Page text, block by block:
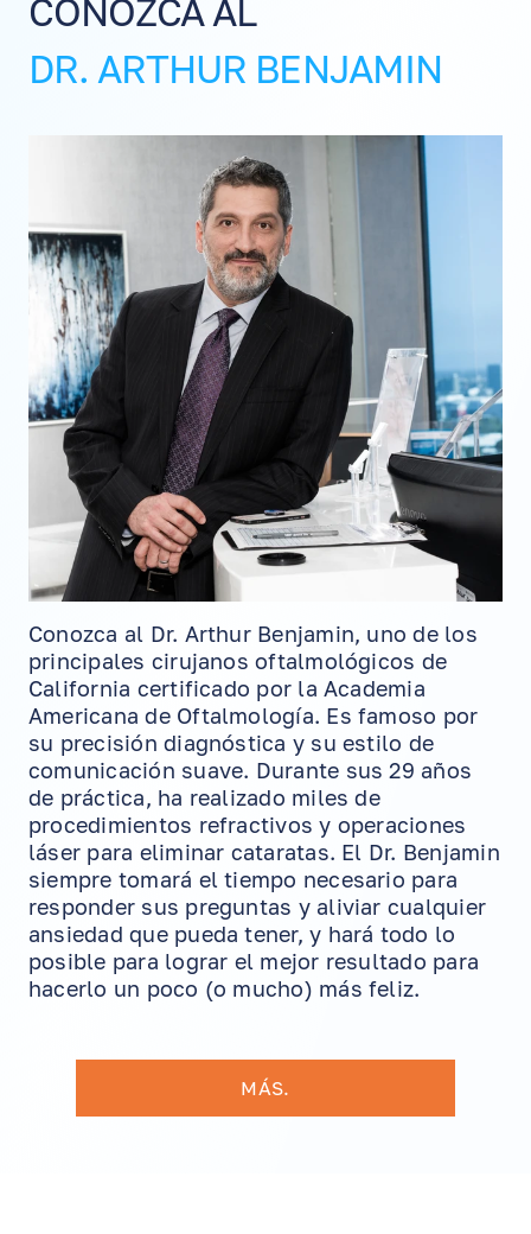
CONOZCA AL
DR. ARTHUR BENJAMIN
Conozca al Dr. Arthur Benjamin, uno de los
principales cirujanos oftalmológicos de
California certificado por la Academia
Americana de Oftalmología. Es famoso por
su precisión diagnóstica y su estilo de
comunicación suave. Durante sus 29 años
de práctica, ha realizado miles de
procedimientos refractivos y operaciones
láser para eliminar cataratas. El Dr. Benjamin
siempre tomará el tiempo necesario para
responder sus preguntas y aliviar cualquier
ansiedad que pueda tener, y hará todo lo
posible para lograr el mejor resultado para
hacerlo un poco (o mucho) más feliz.
MÁS.